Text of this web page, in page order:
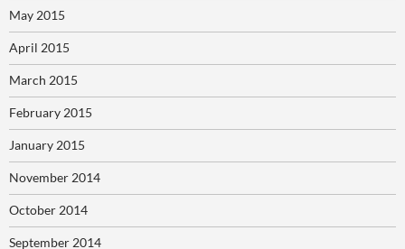
May 2015
April 2015
March 2015
February 2015
January 2015
November 2014
October 2014
September 2014